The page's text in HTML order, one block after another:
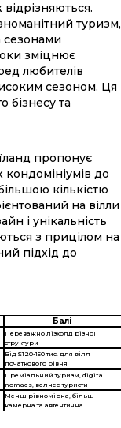
туризм,
сезонами
зміцнює
любителів
сезоном. Ця
бізнесу та
пропонує
кондомініумів до
кількістю
на вілли
і унікальність
з прицілом на
підхід до
Балі
Переважно лізхолд різної
структури
Від $120-150 тис. для вілл
початкового рівня
Преміальний туризм, digital
nomads, велнес-туристи
Менш рівномірна, більш
камерна та автентична